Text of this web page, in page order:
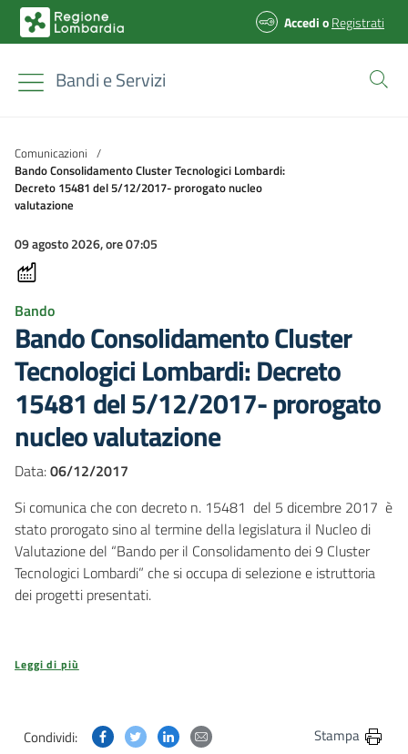
AccedioRegistrati
Bandi e Servizi
Comunicazioni /
Bando Consolidamento Cluster Tecnologici Lombardi:
Decreto 15481 del 5/12/2017- prorogato nucleo
valutazione
09 agosto 2026, ore 07:05
Bando
Bando Consolidamento Cluster
Tecnologici Lombardi: Decreto
15481 del 5/12/2017- prorogato
nucleo valutazione
Data:06/12/2017
Si comunica che con decreto n. 15481 del 5 dicembre 2017 è
stato prorogato sino al termine della legislatura il Nucleo di
Valutazione del “Bando per il Consolidamento dei 9 Cluster
Tecnologici Lombardi” che si occupa di selezione e istruttoria
dei progetti presentati.
Leggi di più
Condividi: Condividi questa pagina su Facebook
Condividi questa pagina su Twitter
Condividi questa pagina su Linkedin
Condividi questa pagina via
Stampa